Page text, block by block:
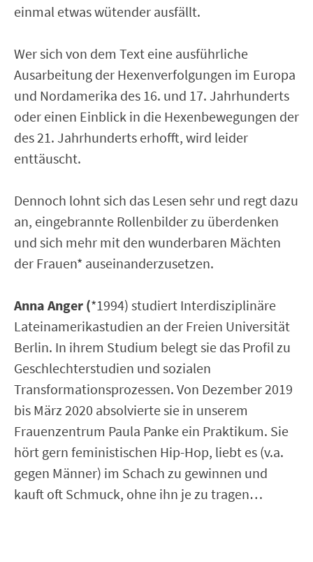
einmal etwas wütender ausfällt.
Wer sich von dem Text eine ausführliche
Ausarbeitung der Hexenverfolgungen im Europa
und Nordamerika des 16. und 17. Jahrhunderts
oder einen Einblick in die Hexenbewegungen der
des 21. Jahrhunderts erhofft, wird leider
enttäuscht.
Dennoch lohnt sich das Lesen sehr und regt dazu
an, eingebrannte Rollenbilder zu überdenken
und sich mehr mit den wunderbaren Mächten
der Frauen* auseinanderzusetzen.
Anna Anger (*1994) studiert Interdisziplinäre
Lateinamerikastudien an der Freien Universität
Berlin. In ihrem Studium belegt sie das Profil zu
Geschlechterstudien und sozialen
Transformationsprozessen. Von Dezember 2019
bis März 2020 absolvierte sie in unserem
Frauenzentrum Paula Panke ein Praktikum. Sie
hört gern feministischen Hip-Hop, liebt es (v.a.
gegen Männer) im Schach zu gewinnen und
kauft oft Schmuck, ohne ihn je zu tragen…